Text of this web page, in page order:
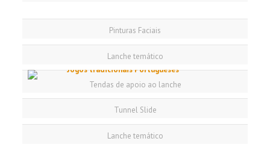
Pinturas Faciais
Lanche temático
Tendas de apoio ao lanche
Tunnel Slide
Lanche temático